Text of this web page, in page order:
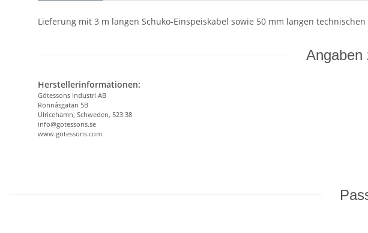
Lieferung mit 3 m langen Schuko-Einspeiskabel sowie 50 mm langen technischen
Angaben
Herstellerinformationen:
Götessons Industri AB
Rönnåsgatan 5B
Ulricehamn, Schweden, 523 38
info@gotessons.se
www.gotessons.com